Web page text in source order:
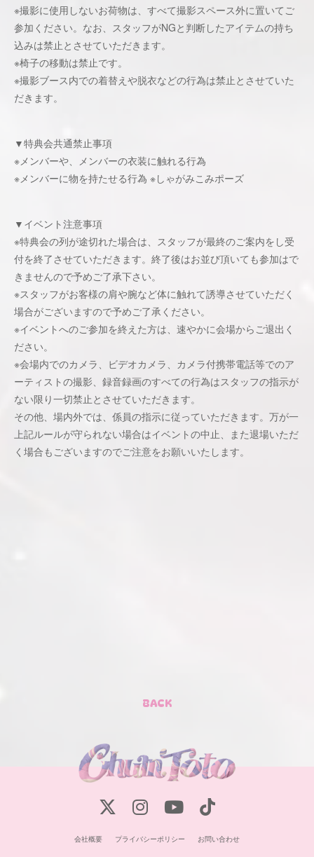
※撮影に使用しないお荷物は、すべて撮影スペース外に置いてご
参加ください。なお、スタッフがNGと判断したアイテムの持ち
込みは禁止とさせていただきます。
※椅子の移動は禁止です。
※撮影ブース内での着替えや脱衣などの行為は禁止とさせていた
だきます。
▼特典会共通禁止事項
※メンバーや、メンバーの衣装に触れる行為
※メンバーに物を持たせる行為 ※しゃがみこみポーズ
▼イベント注意事項
※特典会の列が途切れた場合は、スタッフが最終のご案内をし受
付を終了させていただきます。終了後はお並び頂いても参加はで
きませんので予めご了承下さい。
※スタッフがお客様の肩や腕など体に触れて誘導させていただく
場合がございますので予めご了承ください。
※イベントへのご参加を終えた方は、速やかに会場からご退出く
ださい。
※会場内でのカメラ、ビデオカメラ、カメラ付携帯電話等でのア
ーティストの撮影、録音録画のすべての行為はスタッフの指示が
ない限り一切禁止とさせていただきます。
その他、場内外では、係員の指示に従っていただきます。万が一
上記ルールが守られない場合はイベントの中止、また退場いただ
く場合もございますのでご注意をお願いいたします。
BACK
会社概要 プライバシーポリシー お問い合わせ